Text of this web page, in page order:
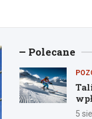
Polecane
5